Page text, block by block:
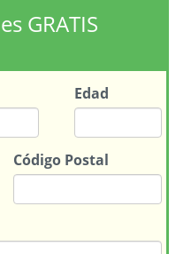
GRATIS
Edad
Código Postal